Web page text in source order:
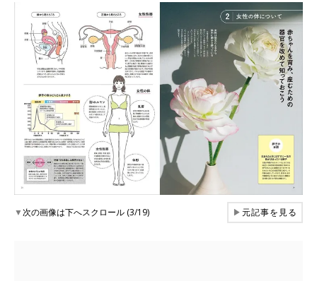
▼次の画像は下へスクロール (3/19) ▶元記事を見る